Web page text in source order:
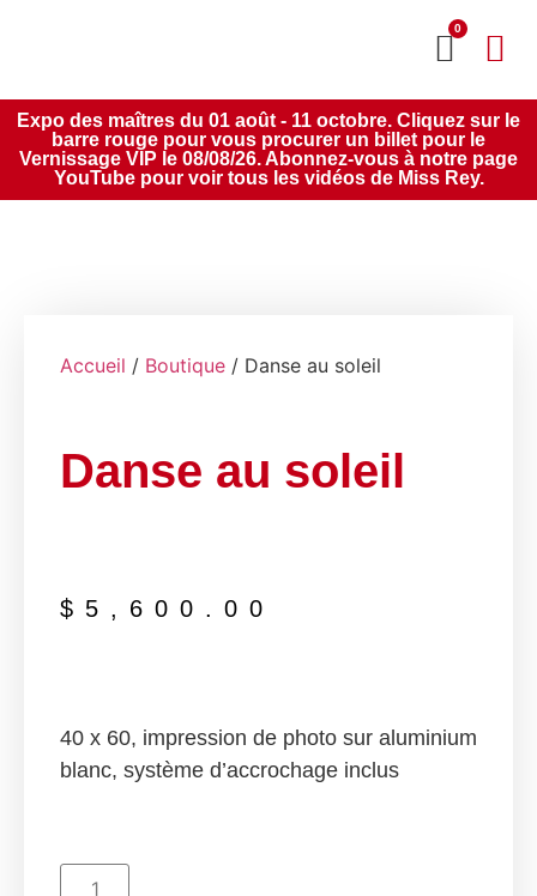
0
Expo des maîtres du 01 août - 11 octobre. Cliquez sur le
barre rouge pour vous procurer un billet pour le
Vernissage VIP le 08/08/26. Abonnez-vous à notre page
YouTube pour voir tous les vidéos de Miss Rey.
Accueil / Boutique / Danse au soleil
Danse au soleil
$ 5,600.00
40 x 60, impression de photo sur aluminium
blanc, système d’accrochage inclus